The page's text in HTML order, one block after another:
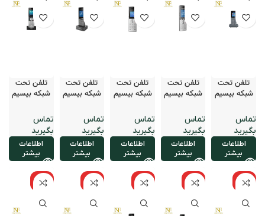
تلفن تحت
شبکه بیسیم
مدل WP816
اطلاعات
بیشتر
تلفن تحت
شبکه بیسیم
مدل WP820
اطلاعات
بیشتر
تلفن تحت
شبکه بیسیم
مدل WP822
اطلاعات
بیشتر
تلفن تحت
شبکه بیسیم
مدل WP825
اطلاعات
بیشتر
تلفن تحت
شبکه بیسیم
W56H
اطلاعات
بیشتر
نامو
جود
نامو
جود
نامو
جود
نامو
جود
نامو
جود